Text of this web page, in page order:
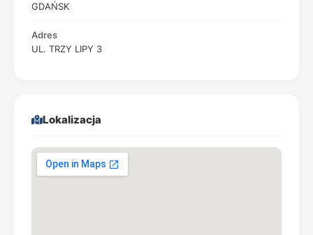
GDAŃSK
Adres
UL. TRZY LIPY 3
Lokalizacja